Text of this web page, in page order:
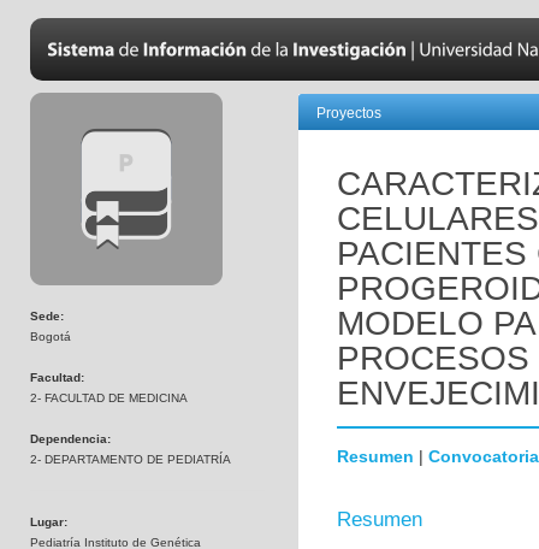
Sede:
Bogotá
Facultad:
2- FACULTAD DE MEDICINA
Dependencia:
2- DEPARTAMENTO DE PEDIATRÍA
Lugar:
Pediatría Instituto de Genética
Proyectos
MODELO
Resumen | Convocatoria
Resumen